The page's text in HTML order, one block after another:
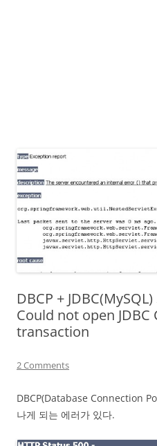
DBCP +
Could not open
transaction
2 Comments
DBCP(Database Connection
나게 되는 에러가 있다.